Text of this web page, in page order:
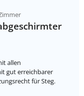
allen
gut erreichbarer
für Steg.